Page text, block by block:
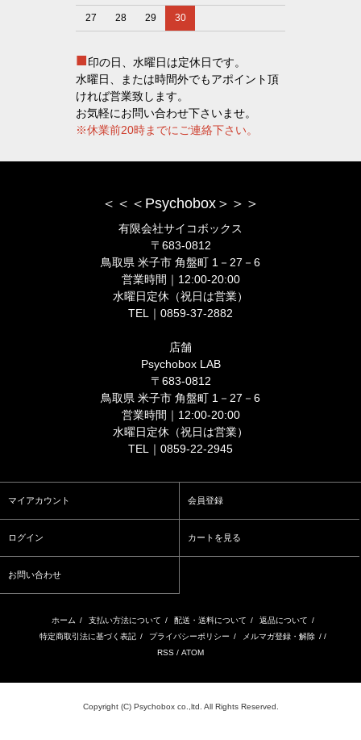
27 28 29 30
■印の日、水曜日は定休日です。
水曜日、または時間外でもアポイント頂
ければ営業致します。
お気軽にお問い合わせ下さいませ。
※休業前20時までにご連絡下さい。
＜＜＜Psychobox＞＞＞
有限会社サイコボックス
〒683-0812
鳥取県 米子市 角盤町 1－27－6
営業時間｜12:00-20:00
水曜日定休（祝日は営業）
TEL｜0859-37-2882
店舗
Psychobox LAB
〒683-0812
鳥取県 米子市 角盤町 1－27－6
営業時間｜12:00-20:00
水曜日定休（祝日は営業）
TEL｜0859-22-2945
マイアカウント 会員登録
ログイン カートを見る
お問い合わせ
ホーム / 支払い方法について / 配送・送料について / 返品について /
特定商取引法に基づく表記 / プライバシーポリシー / メルマガ登録・解除 / /
RSS / ATOM
Copyright (C) Psychobox co.,ltd. All Rights Reserved.